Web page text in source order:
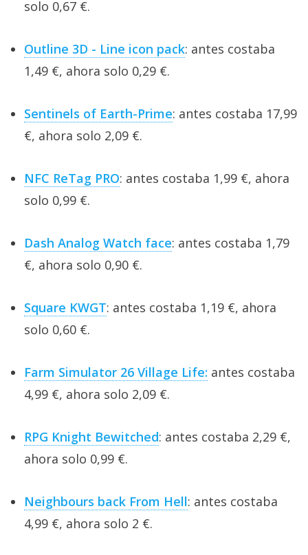
solo 0,67 €.
Outline 3D - Line icon pack: antes costaba
1,49 €, ahora solo 0,29 €.
Sentinels of Earth-Prime: antes costaba 17,99
€, ahora solo 2,09 €.
NFC ReTag PRO: antes costaba 1,99 €, ahora
solo 0,99 €.
Dash Analog Watch face: antes costaba 1,79
€, ahora solo 0,90 €.
Square KWGT: antes costaba 1,19 €, ahora
solo 0,60 €.
Farm Simulator 26 Village Life: antes costaba
4,99 €, ahora solo 2,09 €.
RPG Knight Bewitched: antes costaba 2,29 €,
ahora solo 0,99 €.
Neighbours back From Hell: antes costaba
4,99 €, ahora solo 2 €.